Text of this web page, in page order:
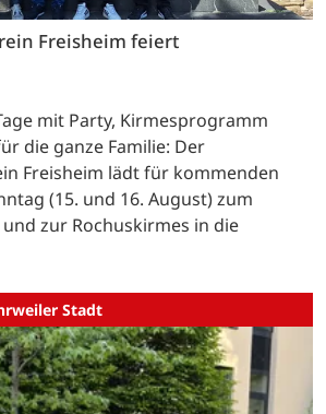
Freisheim feiert
mit Party, Kirmesprogramm
die ganze Familie: Der
Freisheim lädt für kommenden
(15. und 16. August) zum
zur Rochuskirmes in die
Stadt